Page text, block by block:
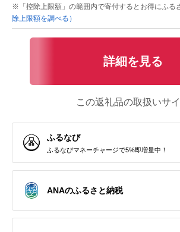
※「控除上限額」の範囲内で寄付するとお得にふる
除上限額を調べる）
詳細を見る
この返礼品の取扱いサ
ふるなび
ふるなびマネーチャージで5%即増量中！
ANAのふるさと納税